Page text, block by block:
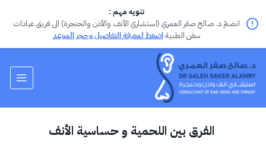
الفرق بين اللحمية و حساسية الأنف
تنويه مهم :
انضمّ د. صالح صقر العمري (استشاري الأنف والأذن والحنجرة) الى فريق عيادات
سفن الطبيةاضغط لمعرفة التفاصيل وحجز الموعد